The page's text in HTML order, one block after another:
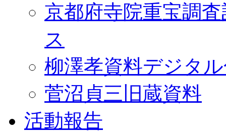
京都府寺院重宝調
ス
柳澤孝資料デジタ
菅沼貞三旧蔵資料
活動報告